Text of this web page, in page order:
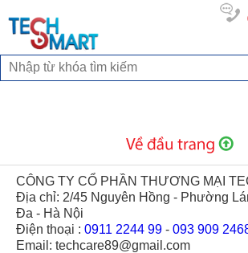
CÔNG TY CỔ PHẦN THƯƠNG MẠI
Địa chỉ: 2/45 Nguyên Hồng - Phường
Đa - Hà Nội
Điện thoại : 0911 2244 99 - 093 909
Email: techcare89@gmail.com